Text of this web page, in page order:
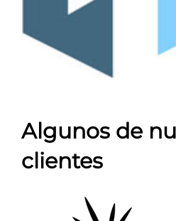
Algunos de
clientes